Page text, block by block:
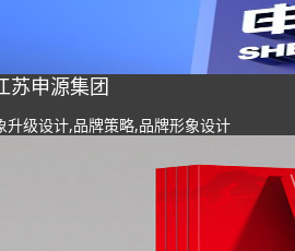
苏申源集团
升级设计,品牌策略,品牌形象设计